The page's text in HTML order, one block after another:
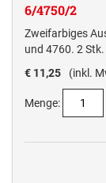
6/4750/2
Zweifarbiges
und 4760. 2 Stk.
€ 11,25
(inkl.
Menge: